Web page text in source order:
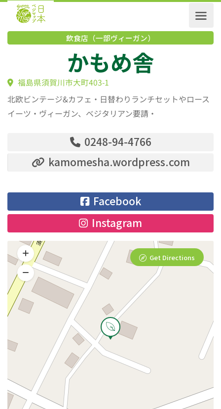
飲食店（一部ヴィーガン）
かもめ舎
福島県須賀川市大町403-1
北欧ビンテージ&カフェ・日替わりランチセットやロース
イーツ・ヴィーガン、ベジタリアン要請・
0248-94-4766
kamomesha.wordpress.com
Facebook
Instagram
Get Directions